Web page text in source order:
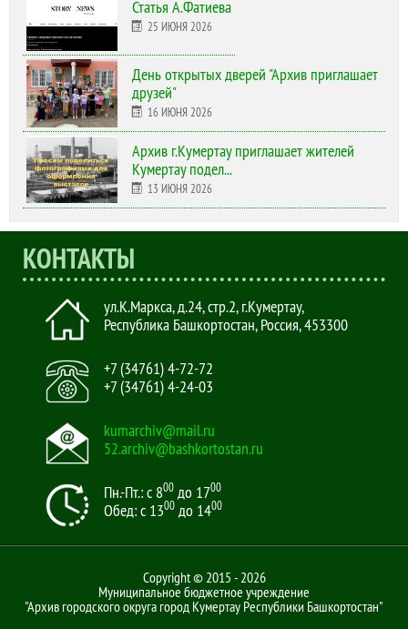
Статья А.Фатиева
25 ИЮНЯ 2026
День открытых дверей "Архив приглашает
друзей"
16 ИЮНЯ 2026
Архив г.Кумертау приглашает жителей
Кумертау подел...
13 ИЮНЯ 2026
КОНТАКТЫ
ул.К.Маркса, д.24, стр.2,г.Кумертау,
Республика Башкортостан, Россия,453300
+7 (34761) 4-72-72
+7 (34761) 4-24-03
kumarchiv@mail.ru
52.archiv@bashkortostan.ru
Пн.-Пт.: с 800 до 1700
Обед: с 1300 до 1400
Copyright © 2015 - 2026
Муниципальное бюджетное учреждение
"Архив городского округа город Кумертау Республики Башкортостан"